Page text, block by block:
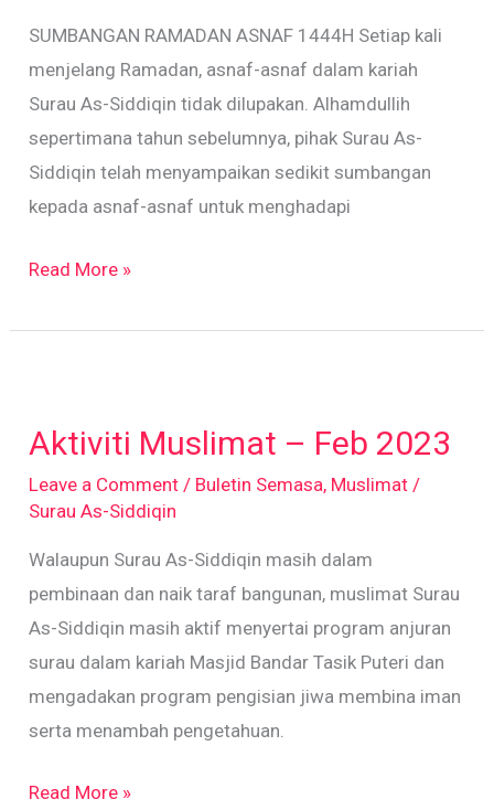
SUMBANGAN RAMADAN ASNAF 1444H Setiap kali
menjelang Ramadan, asnaf-asnaf dalam kariah
Surau As-Siddiqin tidak dilupakan. Alhamdullih
sepertimana tahun sebelumnya, pihak Surau As-
Siddiqin telah menyampaikan sedikit sumbangan
kepada asnaf-asnaf untuk menghadapi
Read More »
Aktiviti Muslimat – Feb 2023
Leave a Comment / Buletin Semasa, Muslimat /
Surau As-Siddiqin
Walaupun Surau As-Siddiqin masih dalam
pembinaan dan naik taraf bangunan, muslimat Surau
As-Siddiqin masih aktif menyertai program anjuran
surau dalam kariah Masjid Bandar Tasik Puteri dan
mengadakan program pengisian jiwa membina iman
serta menambah pengetahuan.
–
Feb
2023
Read More »